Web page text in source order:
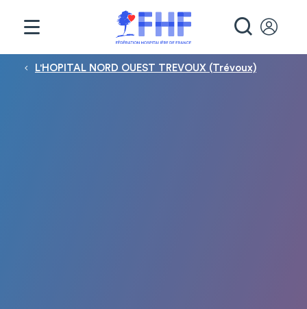
Fil d'Ariane
L'HOPITAL NORD OUEST TREVOUX (Trévoux)
Panneau de gestion des cookies